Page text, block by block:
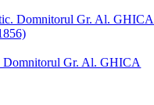
Domnitorul Gr. Al. GHICA